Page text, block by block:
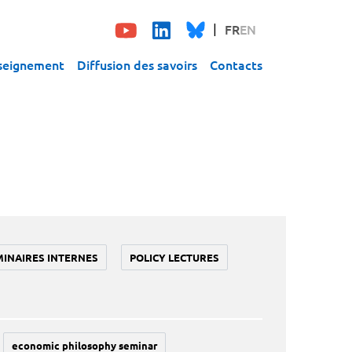
FREN
Diffusion des savoirs Contacts
INTERNES POLICY LECTURES
economic philosophy seminar